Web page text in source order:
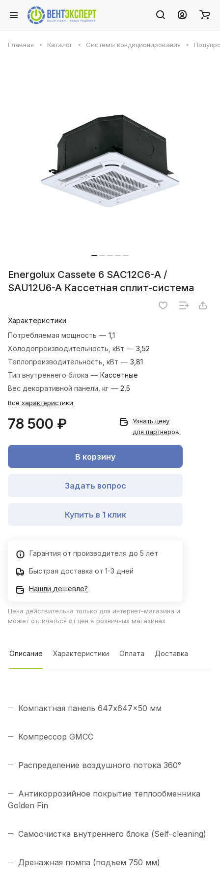
Главная Каталог Системы кондиционирования
Energolux Cassete 6 SAС12С6-A /
SAU12U6-A Кассетная сплит-система
Характеристики
Потребляемая мощность — 1,1
Холодопроизводительность, кВт — 3,52
Теплопроизводительность, кВт — 3,81
Тип внутреннего блока — Кассетные
Вес декоративной панели, кг — 2,5
Все характеристики
78 500 ₽
Узнать цену
для партнеров
В корзину
Задать вопрос
Купить в 1 клик
Гарантия от производителя до 5 лет
Быстрая доставка от 1-3 дней
Нашли дешевле?
Цена действительна только для интернет-магазина и
может отличаться от цен в розничных магазинах
Описание Характеристики Оплата Доставка
Компактная панель 647x647x50 мм
Компрессор GMCC
Распределение воздушного потока 360°
Антикоррозийное покрытие теплообменника
Golden Fin
Самоочистка внутреннего блока (Self-cleaning)
Дренажная помпа (подъем 750 мм)